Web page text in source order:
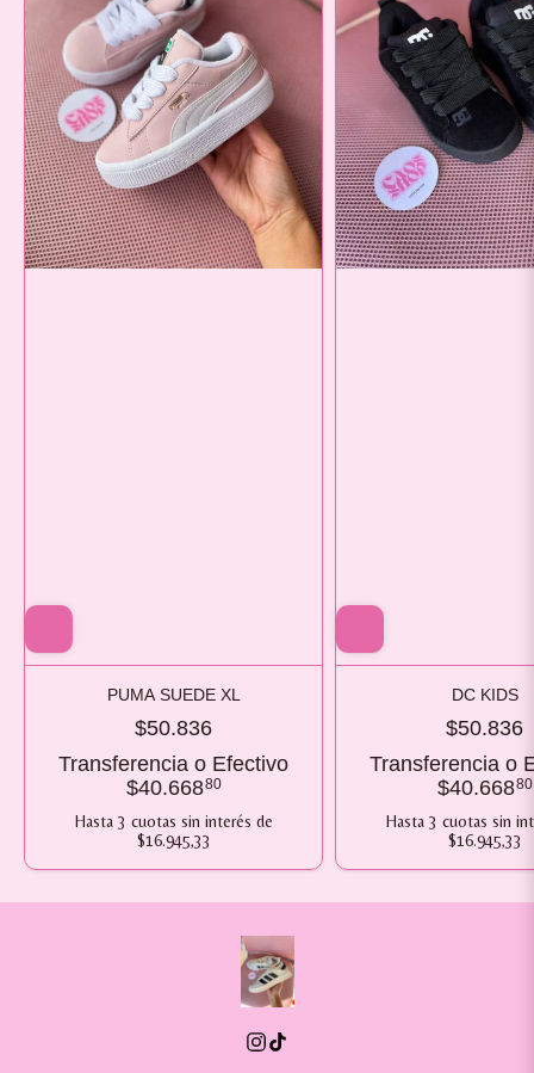
PUMA SUEDE XL
$50.836
Transferencia o Efectivo
$40.66880
Hasta 3 cuotas sin interés de
$16.945,33
DC KIDS
$50.836
Transferencia o
$40.66880
Hasta 3 cuotas sin
$16.945,33